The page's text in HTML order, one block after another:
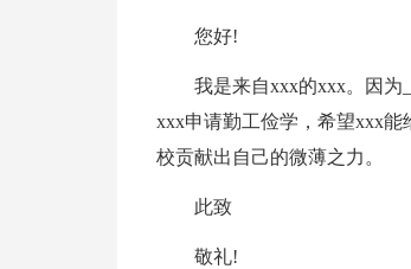
您好!
我是来自xxx的xxx。因为
xxx申请勤工俭学，希望xxx
校贡献出自己的微薄之力。
此致
敬礼!